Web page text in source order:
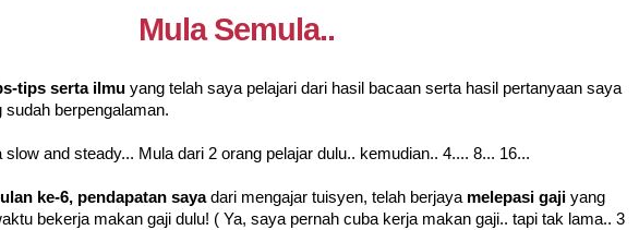
Mula Semula..
tips serta ilmuyang telah saya pelajari dari hasil bacaan serta hasil pertanyaan saya
berpengalaman.
and steady... Mula dari 2 orang pelajar dulu.. kemudian.. 4.... 8... 16...
ke-6, pendapatan sayadari mengajar tuisyen, telah berjaya melepasi gajiyang
bekerja makan gaji dulu! ( Ya, saya pernah cuba kerja makan gaji.. tapi tak lama.. 3